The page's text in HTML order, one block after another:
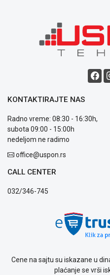
KONTAKTIRAJTE NAS
Radno vreme: 08:30 - 16:30h,
subota 09:00 - 15:00h
nedeljom ne radimo
office@uspon.rs
CALL CENTER
032/346-745
Cene na sajtu su iskazane u
plaćanje se vrši